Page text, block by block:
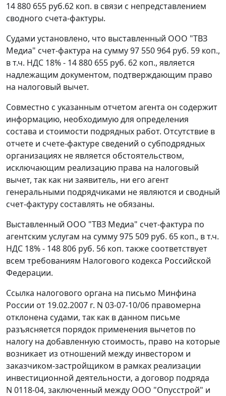
14 880 655 руб.62 коп. в связи с непредставлением
сводного счета-фактуры.
Судами установлено, что выставленный ООО "ТВЗ
Медиа" счет-фактура на сумму 97 550 964 руб. 59 коп.,
в т.ч. НДС 18% - 14 880 655 руб. 62 коп., является
надлежащим документом, подтверждающим право
на налоговый вычет.
Совместно с указанным отчетом агента он содержит
информацию, необходимую для определения
состава и стоимости подрядных работ. Отсутствие в
отчете и счете-фактуре сведений о субподрядных
организациях не является обстоятельством,
исключающим реализацию права на налоговый
вычет, так как ни заявитель, ни его агент
генеральными подрядчиками не являются и сводный
счет-фактуру составлять не обязаны.
Выставленный ООО "ТВЗ Медиа" счет-фактура по
агентским услугам на сумму 975 509 руб. 65 коп., в т.ч.
НДС 18% - 148 806 руб. 56 коп. также соответствует
всем требованиям Налогового кодекса Российской
Федерации.
Ссылка налогового органа на письмо Минфина
России от 19.02.2007 г. N 03-07-10/06 правомерна
отклонена судами, так как в данном письме
разъясняется порядок применения вычетов по
налогу на добавленную стоимость, право на которые
возникает из отношений между инвестором и
заказчиком-застройщиком в рамках реализации
инвестиционной деятельности, а договор подряда
N 0118-04, заключенный между ООО "Опусстрой" и